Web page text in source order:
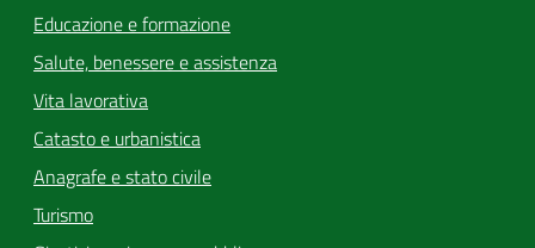
Educazione e formazione
Salute, benessere e assistenza
Vita lavorativa
Catasto e urbanistica
Anagrafe e stato civile
Turismo